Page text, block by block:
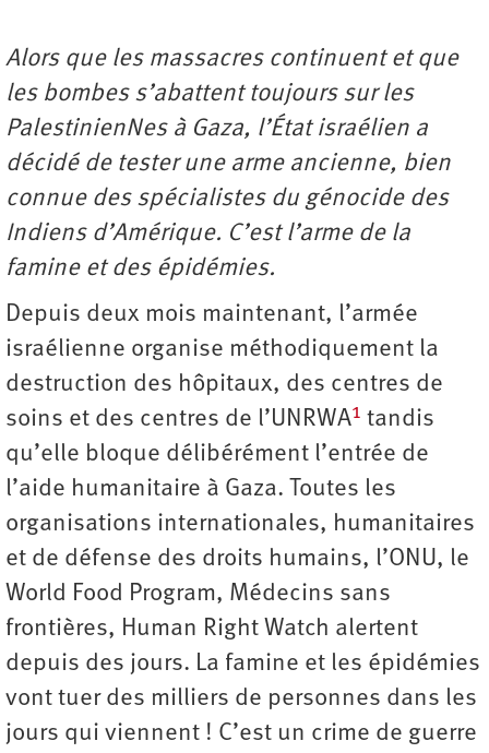
Alors que les massacres continuent et que
les bombes s’abattent toujours sur les
PalestinienNes à Gaza, l’État israélien a
décidé de tester une arme ancienne, bien
connue des spécialistes du génocide des
Indiens d’Amérique. C’est l’arme de la
famine et des épidémies.
Depuis deux mois maintenant, l’armée
israélienne organise méthodiquement la
destruction des hôpitaux, des centres de
soins et des centres de l’UNRWA1 tandis
qu’elle bloque délibérément l’entrée de
l’aide humanitaire à Gaza. Toutes les
organisations internationales, humanitaires
et de défense des droits humains, l’ONU, le
World Food Program, Médecins sans
frontières, Human Right Watch alertent
depuis des jours. La famine et les épidémies
vont tuer des milliers de personnes dans les
jours qui viennent ! C’est un crime de guerre